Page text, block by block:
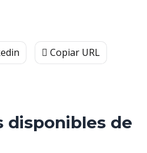
Copiar URL
disponibles de